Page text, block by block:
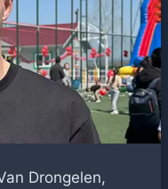
Drongelen,